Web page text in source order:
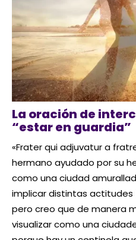
La oración de
“estar en guardia”
«Frater qui adjuvatur a
hermano ayudado por su
como una ciudad
implicar distintas actitudes
pero creo que de manera
visualizar como una